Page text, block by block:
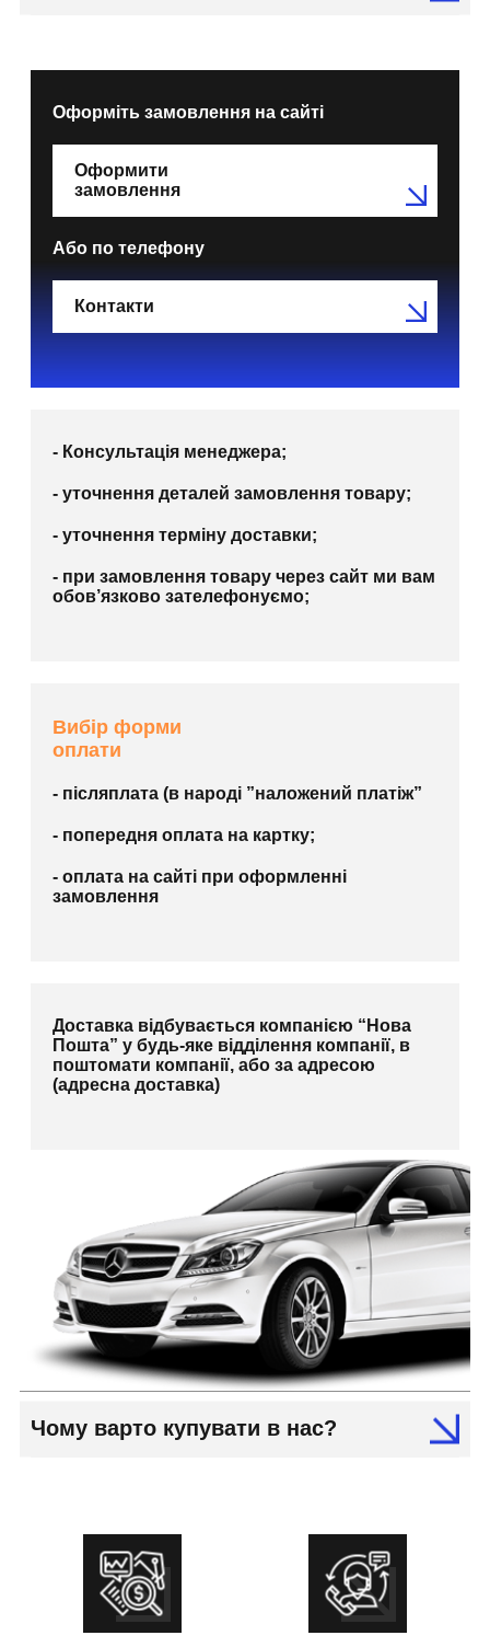
Оформіть замовлення на сайті
Оформити
замовлення
Або по телефону
Контакти
- Консультація менеджера;
- уточнення деталей замовлення товару;
- уточнення терміну доставки;
- при замовлення товару через сайт ми вам
обов’язково зателефонуємо;
Вибір форми
оплати
- післяплата (в народі ”наложений платіж”
- попередня оплата на картку;
- оплата на сайті при оформленні
замовлення
Доставка відбувається компанією “Нова
Пошта” у будь-яке відділення компанії, в
поштомати компанії, або за адресою
(адресна доставка)
Чому варто купувати в нас?